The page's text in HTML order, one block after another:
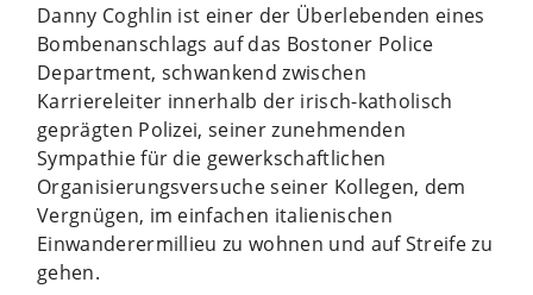
Danny Coghlin ist einer der Überlebenden eines
Bombenanschlags auf das Bostoner Police
Department, schwankend zwischen
Karriereleiter innerhalb der irisch-katholisch
geprägten Polizei, seiner zunehmenden
Sympathie für die gewerkschaftlichen
Organisierungsversuche seiner Kollegen, dem
Vergnügen, im einfachen italienischen
Einwanderermillieu zu wohnen und auf Streife zu
gehen.